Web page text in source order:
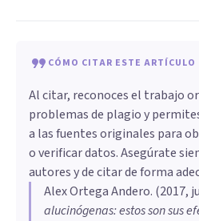
CÓMO CITAR ESTE ARTÍCULO
Al citar, reconoces el trabajo
problemas de plagio y
a las fuentes originales para
o verificar datos. Asegúrate
autores y de citar de forma
Alex Ortega Andero. (2017,
alucinógenas: estos son sus